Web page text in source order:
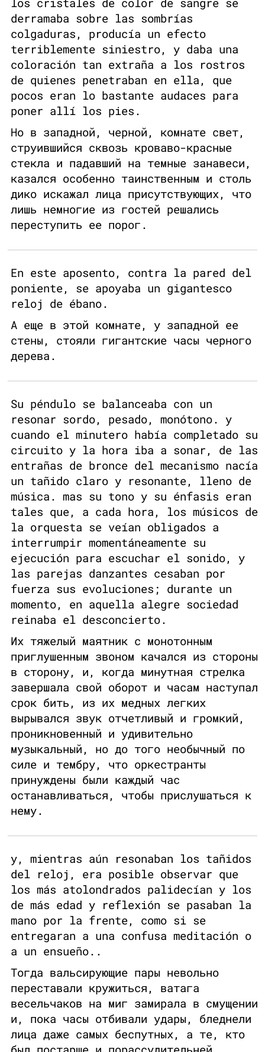
derramaba sobre las sombrías
colgaduras, producía un efecto
terriblemente siniestro, y daba una
coloración tan extraña a los rostros
de quienes penetraban en ella, que
pocos eran lo bastante audaces para
poner allí los pies.
Но в западной, черной, комнате свет,
струившийся сквозь кроваво-красные
стекла и падавший на темные занавеси,
казался особенно таинственным и столь
дико искажал лица присутствующих, что
лишь немногие из гостей решались
переступить ее порог.
En este aposento, contra la pared del
poniente, se apoyaba un gigantesco
reloj de ébano.
А еще в этой комнате, у западной ее
стены, стояли гигантские часы черного
дерева.
Su péndulo se balanceaba con un
resonar sordo, pesado, monótono. y
cuando el minutero había completado su
circuito y la hora iba a sonar, de las
entrañas de bronce del mecanismo nacía
un tañido claro y resonante, lleno de
música. mas su tono y su énfasis eran
tales que, a cada hora, los músicos de
la orquesta se veían obligados a
interrumpir momentáneamente su
ejecución para escuchar el sonido, y
las parejas danzantes cesaban por
fuerza sus evoluciones; durante un
momento, en aquella alegre sociedad
reinaba el desconcierto.
Их тяжелый маятник с монотонным
приглушенным звоном качался из стороны
в сторону, и, когда минутная стрелка
завершала свой оборот и часам наступал
срок бить, из их медных легких
вырывался звук отчетливый и громкий,
проникновенный и удивительно
музыкальный, но до того необычный по
силе и тембру, что оркестранты
принуждены были каждый час
останавливаться, чтобы прислушаться к
нему.
y, mientras aún resonaban los tañidos
del reloj, era posible observar que
los más atolondrados palidecían y los
de más edad y reflexión se pasaban la
mano por la frente, como si se
entregaran a una confusa meditación o
a un ensueño..
Тогда вальсирующие пары невольно
переставали кружиться, ватага
весельчаков на миг замирала в смущении
и, пока часы отбивали удары, бледнели
лица даже самых беспутных, а те, кто